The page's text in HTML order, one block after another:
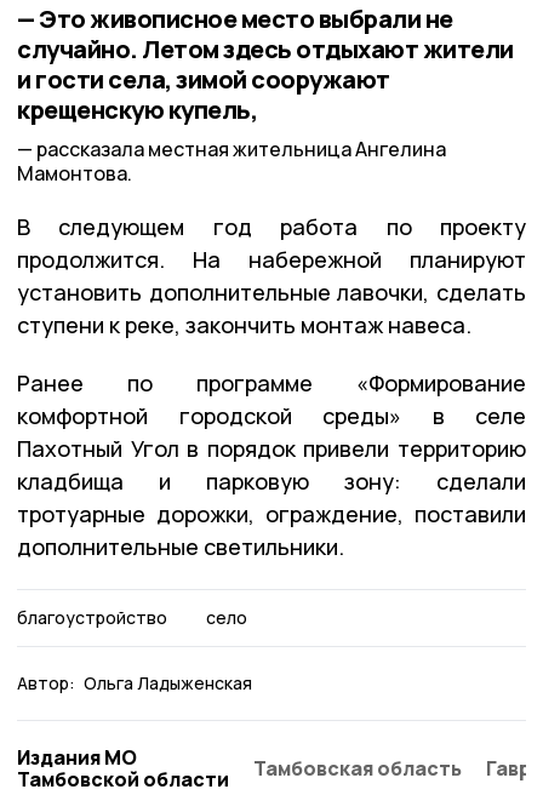
— Это живописное место выбрали не
случайно. Летом здесь отдыхают жители
и гости села, зимой сооружают
крещенскую купель,
рассказала местная жительница Ангелина
Мамонтова.
В следующем год работа по проекту
продолжится. На набережной планируют
установить дополнительные лавочки, сделать
ступени к реке, закончить монтаж навеса.
Ранее по программе «Формирование
комфортной городской среды» в селе
Пахотный Угол в порядок привели территорию
кладбища и парковую зону: сделали
тротуарные дорожки, ограждение, поставили
дополнительные светильники.
благоустройство село
Автор: Ольга Ладыженская
Издания МО
Тамбовской области
Тамбовская область